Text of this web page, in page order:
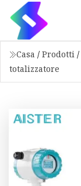
Casa / Prodotti /
totalizzatore